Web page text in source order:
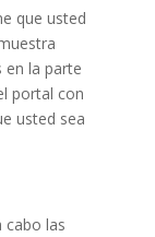
que usted
en la parte
portal con
usted sea
cabo las